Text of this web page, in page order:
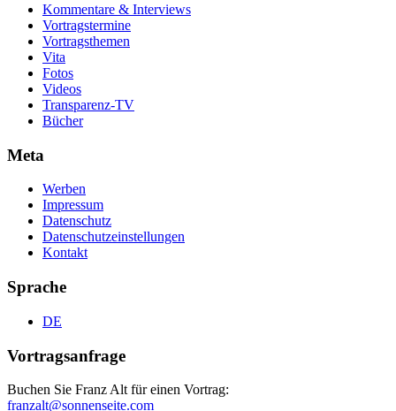
Kommentare & Interviews
Vortragstermine
Vortragsthemen
Vita
Fotos
Videos
Transparenz-TV
Bücher
Meta
Werben
Impressum
Datenschutz
Datenschutzeinstellungen
Kontakt
Sprache
DE
Vortragsanfrage
Buchen Sie Franz Alt für einen Vortrag:
franzalt@sonnenseite.com